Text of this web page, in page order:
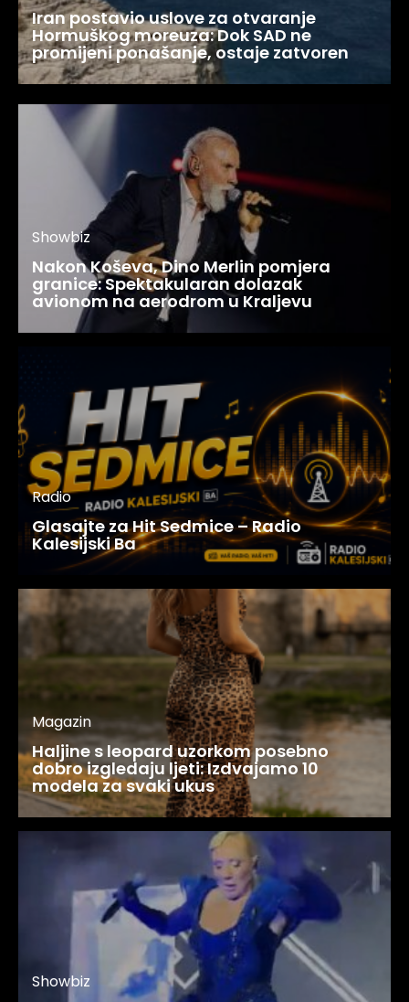
Iran postavio uslove za otvaranje
Hormuškog moreuza: Dok SAD ne
promijeni ponašanje, ostaje zatvoren
Showbiz
Nakon Koševa, Dino Merlin pomjera
granice: Spektakularan dolazak
avionom na aerodrom u Kraljevu
Radio
Glasajte za Hit Sedmice – Radio
Kalesijski Ba
Magazin
Haljine s leopard uzorkom posebno
dobro izgledaju ljeti: Izdvajamo 10
modela za svaki ukus
Showbiz